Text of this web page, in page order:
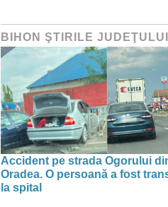
BIHON ŞTIRILE
Accident pe strada Ogorului
Oradea. O persoană a fost
la spital